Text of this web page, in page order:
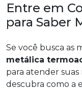
Entre em
para Saber
Se você busca as
metálica
para atender
descubra como a